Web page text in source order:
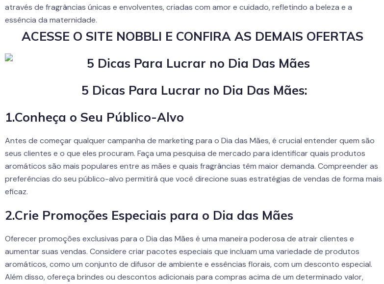
através de fragrâncias únicas e envolventes, criadas com amor e cuidado, refletindo a beleza e a
essência da maternidade.
ACESSE O SITE NOBBLI E CONFIRA AS DEMAIS OFERTAS
5 Dicas Para Lucrar no Dia Das Mães:
1.Conheça o Seu Público-Alvo
Antes de começar qualquer campanha de marketing para o Dia das Mães, é crucial entender quem são
seus clientes e o que eles procuram. Faça uma pesquisa de mercado para identificar quais produtos
aromáticos são mais populares entre as mães e quais fragrâncias têm maior demanda. Compreender as
preferências do seu público-alvo permitirá que você direcione suas estratégias de vendas de forma mais
eficaz.
2.Crie Promoções Especiais para o Dia das Mães
Oferecer promoções exclusivas para o Dia das Mães é uma maneira poderosa de atrair clientes e
aumentar suas vendas. Considere criar pacotes especiais que incluam uma variedade de produtos
aromáticos, como um conjunto de difusor de ambiente e essências florais, com um desconto especial.
Além disso, ofereça brindes ou descontos adicionais para compras acima de um determinado valor,